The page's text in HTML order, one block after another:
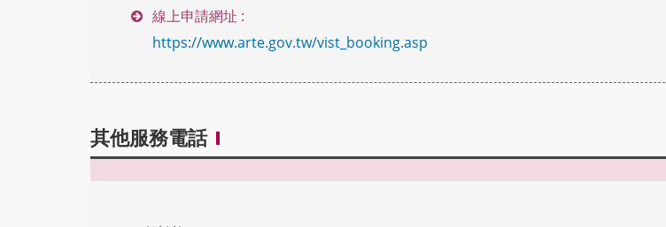
線上申請網址 :
https://www.arte.gov.tw/vist_booking.asp
其他服務電話